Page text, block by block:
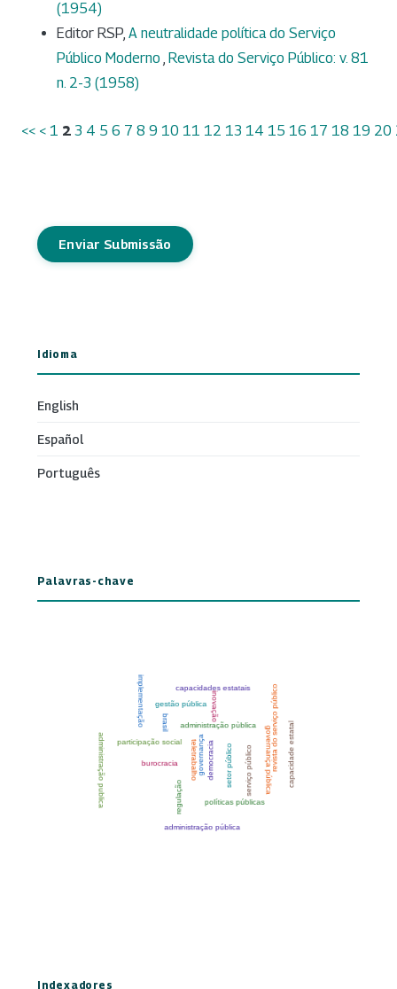
(1954)
Editor RSP, A neutralidade política do Serviço
Público Moderno , Revista do Serviço Público: v. 81
n. 2-3 (1958)
<< < 1 2 3 4 5 6 7 8 9 10 11 12 13 14 15 16 17 18 19 20
Enviar Submissão
Idioma
English
Español
Português
Palavras-chave
Indexadores